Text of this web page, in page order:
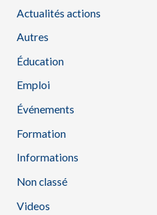
e
r
c
h
e
Actualités actions
Autres
Éducation
Emploi
Événements
Formation
Informations
Non classé
Videos